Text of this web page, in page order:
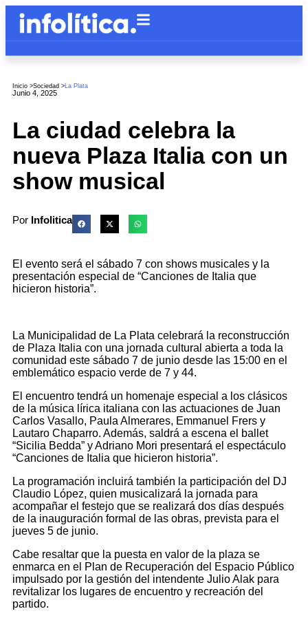
Inicio >Sociedad > La Plata
Junio 4, 2025
La ciudad celebra la
nueva Plaza Italia con un
show musical
Por Infolitica
El evento será el sábado 7 con shows musicales y la
presentación especial de “Canciones de Italia que
hicieron historia”.
La Municipalidad de La Plata celebrará la reconstrucción
de Plaza Italia con una jornada cultural abierta a toda la
comunidad este sábado 7 de junio desde las 15:00 en el
emblemático espacio verde de 7 y 44.
El encuentro tendrá un homenaje especial a los clásicos
de la música lírica italiana con las actuaciones de Juan
Carlos Vasallo, Paula Almerares, Emmanuel Frers y
Lautaro Chaparro. Además, saldrá a escena el ballet
“Sicilia Bedda” y Adriano Mori presentará el espectáculo
“Canciones de Italia que hicieron historia”.
La programación incluirá también la participación del DJ
Claudio López, quien musicalizará la jornada para
acompañar el festejo que se realizará dos días después
de la inauguración formal de las obras, prevista para el
jueves 5 de junio.
Cabe resaltar que la puesta en valor de la plaza se
enmarca en el Plan de Recuperación del Espacio Público
impulsado por la gestión del intendente Julio Alak para
revitalizar los lugares de encuentro y recreación del
partido.